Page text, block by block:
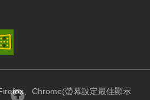
、Chrome(螢幕設定最佳顯示
回頂部